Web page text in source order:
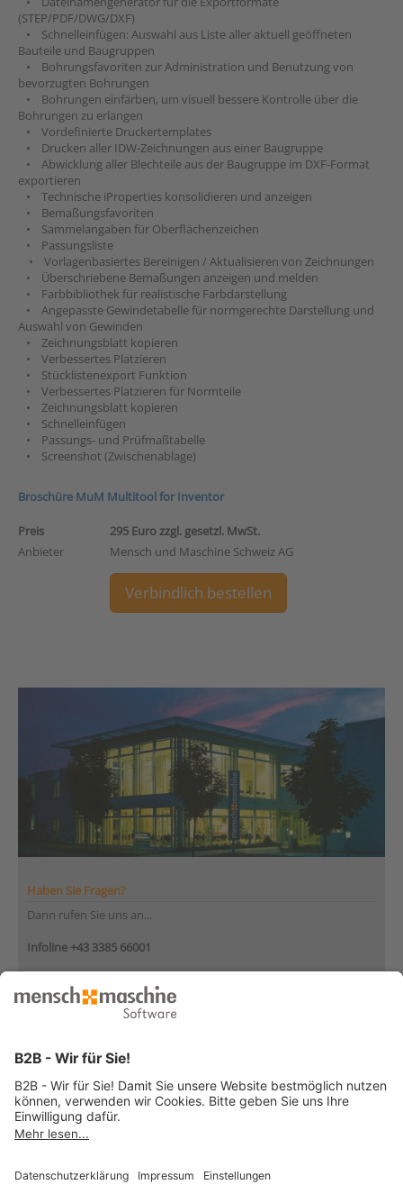
(STEP/PDF/DWG/DXF)
• Schnelleinfügen: Auswahl aus Liste aller aktuell geöffneten
Bauteile und Baugruppen
• Bohrungsfavoriten zur Administration und Benutzung von
bevorzugten Bohrungen
• Bohrungen einfärben, um visuell bessere Kontrolle über die
Bohrungen zu erlangen
• Vordefinierte Druckertemplates
• Drucken aller IDW-Zeichnungen aus einer Baugruppe
• Abwicklung aller Blechteile aus der Baugruppe im DXF-Format
exportieren
• Technische iProperties konsolidieren und anzeigen
• Bemaßungsfavoriten
• Sammelangaben für Oberflächenzeichen
• Passungsliste
• Vorlagenbasiertes Bereinigen / Aktualisieren von Zeichnungen
• Überschriebene Bemaßungen anzeigen und melden
• Farbbibliothek für realistische Farbdarstellung
• Angepasste Gewindetabelle für normgerechte Darstellung und
Auswahl von Gewinden
• Zeichnungsblatt kopieren
• Verbessertes Platzieren
• Stücklistenexport Funktion
• Verbessertes Platzieren für Normteile
• Zeichnungsblatt kopieren
• Schnelleinfügen
• Passungs- und Prüfmaßtabelle
• Screenshot (Zwischenablage)
Broschüre MuM Multitool for Inventor
Preis
295 Euro zzgl. gesetzl. MwSt.
Anbieter
Mensch und Maschine Schweiz AG
Verbindlich bestellen
Haben Sie Fragen?
Dann rufen Sie uns an...
Infoline +43 3385 66001
von 08:30 bis 12:00 Uhr
und 12:30 bis 17:00 Uhr
von 08:30 bis 12:30 Uhr
... oder senden Sie uns Ihre Nachricht»
© 2026 Mensch und Maschine -Impressum-Datenschutz